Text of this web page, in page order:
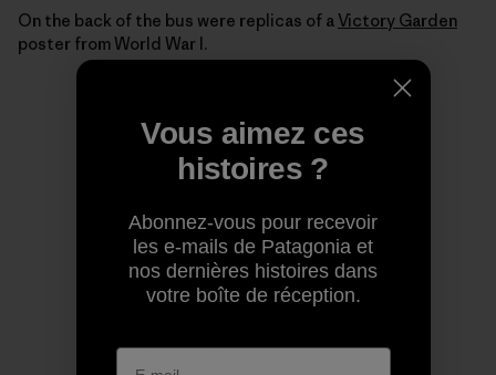
On the back of the bus were replicas of a Victory Garden
poster from World War I.
Vous aimez ces
histoires ?
Abonnez-vous pour recevoir
les e-mails de Patagonia et
nos dernières histoires dans
votre boîte de réception.